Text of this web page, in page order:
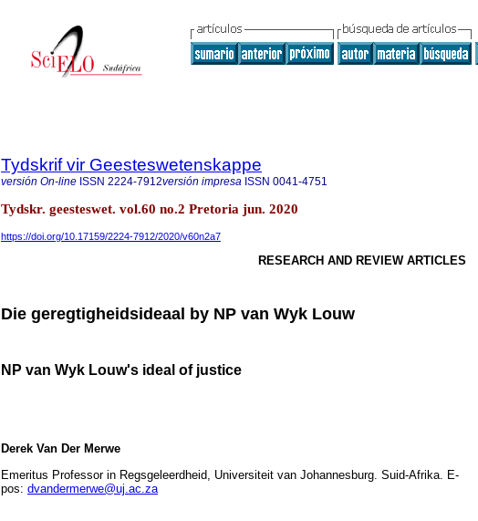
Tydskrif vir Geesteswetenskappe
versión On-line ISSN 2224-7912versión impresa ISSN 0041-4751
Tydskr. geesteswet. vol.60 no.2 Pretoria jun. 2020
https://doi.org/10.17159/2224-7912/2020/v60n2a7
RESEARCH AND REVIEW ARTICLES
Die geregtigheidsideaal by NP van Wyk Louw
NP van Wyk Louw's ideal of justice
Derek Van Der Merwe
Emeritus Professor in Regsgeleerdheid, Universiteit van Johannesburg. Suid-Afrika. E-
pos: dvandermerwe@uj.ac.za